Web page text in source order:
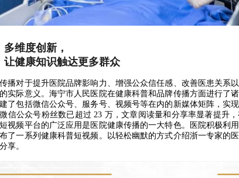
多维度创新，
让健康知识触达更多群众
播对于提升医院品牌影响力、增强公众信任感、改善医患关系
实际意义。海宁市人民医院在健康科普和品牌传播方面进行了
了包括微信公众号、服务号、视频号等在内的新媒体矩阵，实
信公众号粉丝数已超过 23 万，文章阅读量和分享率显著提升
视频平台的广泛应用是医院健康传播的一大特色。医院积极利
了一系列健康科普短视频。以轻松幽默的方式介绍浙一专家的
享。